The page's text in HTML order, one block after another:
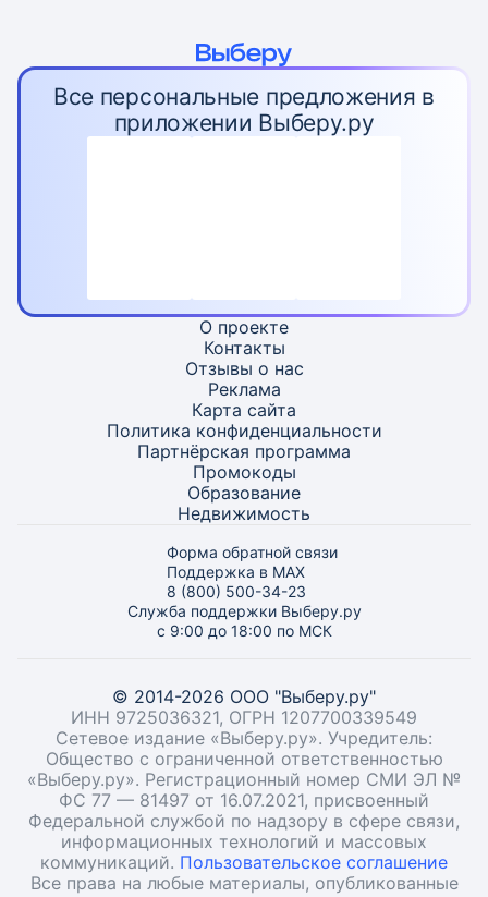
Все персональные предложения в
приложении Выберу.ру
О проекте
Контакты
Отзывы о нас
Реклама
Карта сайта
Политика конфиденциальности
Партнёрская программа
Промокоды
Образование
Недвижимость
Форма обратной связи
Поддержка в MAX
8 (800) 500-34-23
Служба поддержки Выберу.ру
с 9:00 до 18:00 по МСК
© 2014-2026 ООО "Выберу.ру"
ИНН 9725036321, ОГРН 1207700339549
Сетевое издание «Выберу.ру». Учредитель:
Общество с ограниченной ответственностью
«Выберу.ру». Регистрационный номер СМИ ЭЛ №
ФС 77 — 81497 от 16.07.2021, присвоенный
Федеральной службой по надзору в сфере связи,
информационных технологий и массовых
коммуникаций. Пользовательское соглашение
Все права на любые материалы, опубликованные